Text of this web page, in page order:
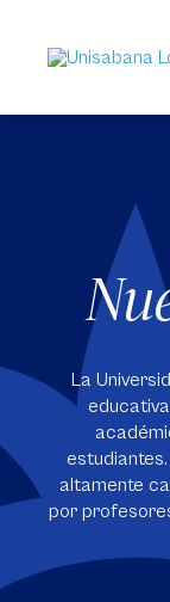
contenido
principal
La
altamente
por